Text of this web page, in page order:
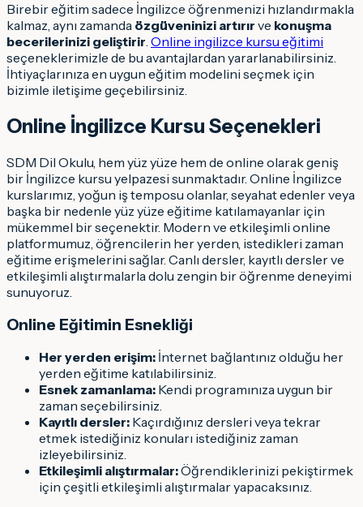
Birebir eğitim sadece İngilizce öğrenmenizi hızlandırmakla
kalmaz, aynı zamanda özgüveninizi artırır ve konuşma
becerilerinizi geliştirir. Online ingilizce kursu eğitimi
seçeneklerimizle de bu avantajlardan yararlanabilirsiniz.
İhtiyaçlarınıza en uygun eğitim modelini seçmek için
bizimle iletişime geçebilirsiniz.
Online İngilizce Kursu Seçenekleri
SDM Dil Okulu, hem yüz yüze hem de online olarak geniş
bir İngilizce kursu yelpazesi sunmaktadır. Online İngilizce
kurslarımız, yoğun iş temposu olanlar, seyahat edenler veya
başka bir nedenle yüz yüze eğitime katılamayanlar için
mükemmel bir seçenektir. Modern ve etkileşimli online
platformumuz, öğrencilerin her yerden, istedikleri zaman
eğitime erişmelerini sağlar. Canlı dersler, kayıtlı dersler ve
etkileşimli alıştırmalarla dolu zengin bir öğrenme deneyimi
sunuyoruz.
Online Eğitimin Esnekliği
Her yerden erişim: İnternet bağlantınız olduğu her
yerden eğitime katılabilirsiniz.
Esnek zamanlama: Kendi programınıza uygun bir
zaman seçebilirsiniz.
Kayıtlı dersler: Kaçırdığınız dersleri veya tekrar
etmek istediğiniz konuları istediğiniz zaman
izleyebilirsiniz.
Etkileşimli alıştırmalar:Öğrendiklerinizi pekiştirmek
için çeşitli etkileşimli alıştırmalar yapacaksınız.